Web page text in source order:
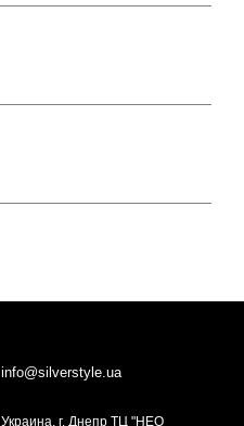
info@silverstyle.ua
Украина, г. Днепр ТЦ "НЕО